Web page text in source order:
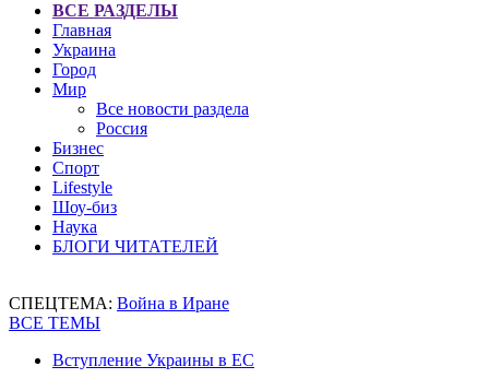
ВСЕ РАЗДЕЛЫ
Главная
Украина
Город
Мир
Все новости раздела
Россия
Бизнес
Спорт
Lifestyle
Шоу-биз
Наука
БЛОГИ ЧИТАТЕЛЕЙ
СПЕЦТЕМА: Война в Иране
ВСЕ ТЕМЫ
Вступление Украины в ЕС